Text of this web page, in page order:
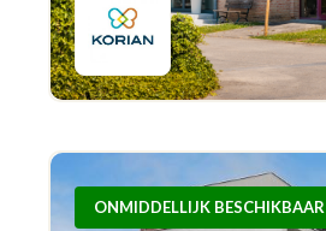
ONMIDDELLIJK BESCHIKBAAR